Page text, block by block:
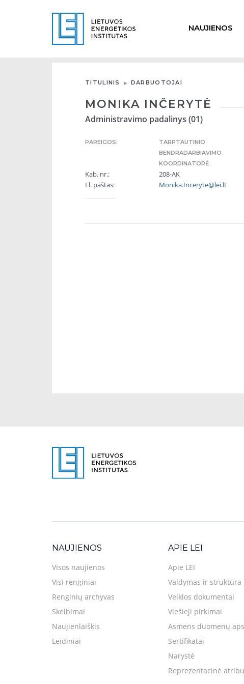
NAUJIENOS
TITULINIS DARBUOTOJAI
MONIKA INČERYTĖ
Administravimo padalinys (01)
PAREIGOS:
TARPTAUTINIO
BENDRADARBIAVIMO
KOORDINATORĖ
Kab. nr.:
208-AK
El. paštas:
Monika.Inceryte@lei.lt
NAUJIENOS
Visos naujienos
Visi renginiai
Renginių archyvas
Skelbimai
Naujienlaiškis
Leidiniai
APIE LEI
Apie LEI
Valdymas ir struktūra
Veiklos dokumentai
Viešieji pirkimai
Asmens duomenų
Sertifikatai
Narystė
Reprezentacinė